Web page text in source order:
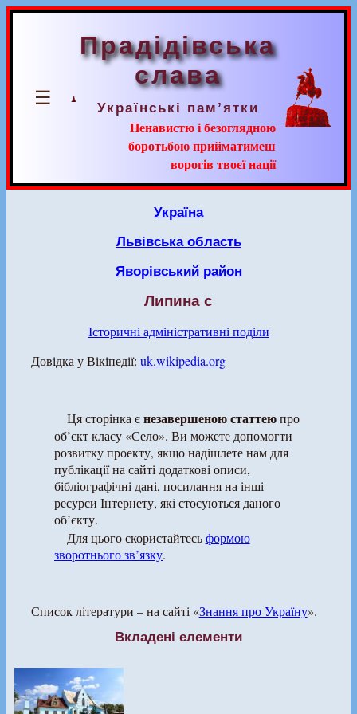
☰
Прадідівська
слава
Українські пам’ятки
Ненавистю і безоглядною
боротьбою прийматимеш
ворогів твоєї нації
Україна
Львівська область
Яворівський район
Липина с
Історичні адміністративні поділи
Довідка у Вікіпедії: uk.wikipedia.org
Ця сторінка єнезавершеною статтеюпро
об’єкт класу «Село». Ви можете допомогти
розвитку проекту, якщо надішлете нам для
публікації на сайті додаткові описи,
бібліографічні дані, посилання на інші
ресурси Інтернету, які стосуються даного
об’єкту.
Для цього скористайтесьформою
зворотнього зв’язку.
Список літератури – на сайті «Знання про Україну».
Вкладені елементи